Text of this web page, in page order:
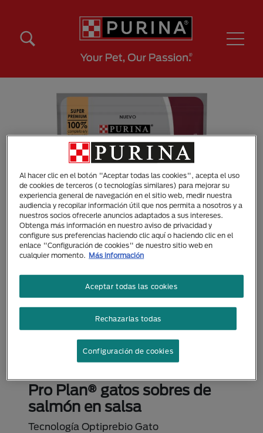
Pro Plan® gatos sobres de
salmón en salsa
Tecnología Optiprebio Gato
Al hacer clic en el botón "Aceptar todas las cookies", acepta el uso
de cookies de terceros (o tecnologías similares) para mejorar su
experiencia general de navegación en el sitio web, medir nuestra
audiencia y recopilar información útil que nos permita a nosotros y a
nuestros socios ofrecerle anuncios adaptados a sus intereses.
Obtenga más información en nuestro aviso de privacidad y
configure sus preferencias haciendo clic aquí o haciendo clic en el
enlace "Configuración de cookies" de nuestro sitio web en
cualquier momento.
Más información
Rechazarlas todas
Aceptar todas las cookies
Configuración de cookies